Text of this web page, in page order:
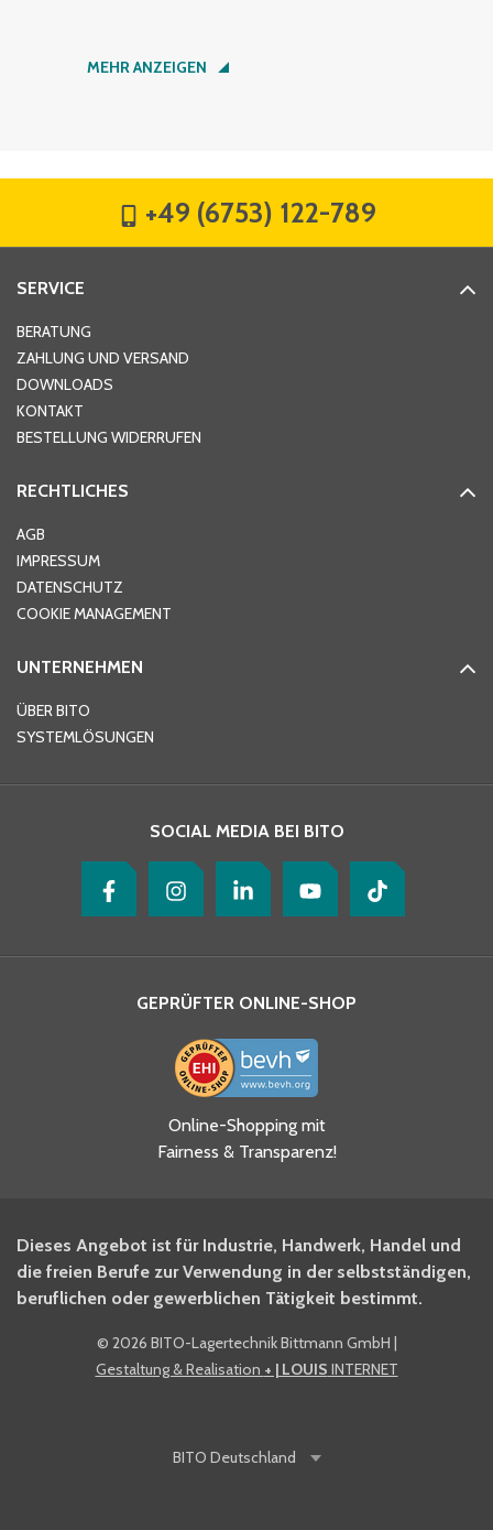
Nachname*
Hausnummer
Ort*
Telefon
Ja, ich habe die
Datenschutzhinweise gelesen
und akzeptiere diese.
BITO Newsletter Fachwissen
Intralogistiker anmelden.
Ja, ich möchte mich für den
BITO Shop-Newsletter
MEHR ANZEIGEN
+49 (6753) 122-789
SERVICE
BERATUNG
ZAHLUNG UND VERSAND
DOWNLOADS
KONTAKT
BESTELLUNG WIDERRUFEN
RECHTLICHES
AGB
IMPRESSUM
DATENSCHUTZ
COOKIE MANAGEMENT
UNTERNEHMEN
ÜBER BITO
SYSTEMLÖSUNGEN
SOCIAL MEDIA BEI BITO
GEPRÜFTER ONLINE-SHOP
Online-Shopping mit
Fairness & Transparenz!
Dieses Angebot ist für Industrie, Handwerk, Handel und
die freien Berufe zur Verwendung in der selbstständigen,
beruflichen oder gewerblichen Tätigkeit bestimmt.
© 2026 BITO-Lagertechnik Bittmann GmbH |
Gestaltung & Realisation + | LOUIS INTERNET
BITO Deutschland